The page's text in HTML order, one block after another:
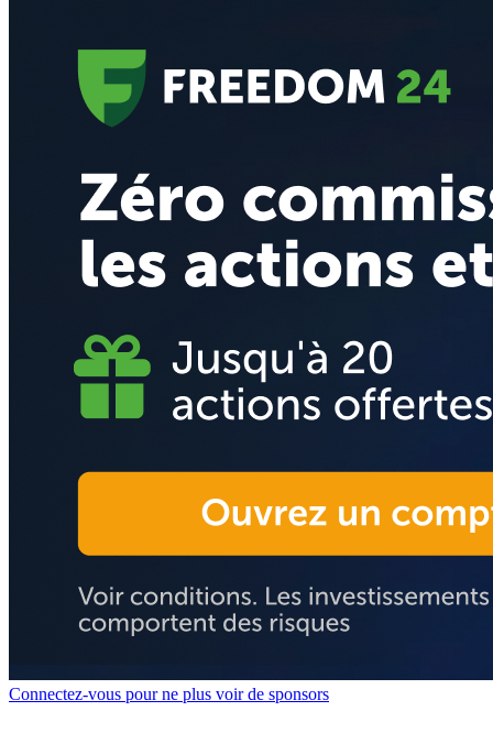
Connectez-vous pour ne plus voir de sponsors